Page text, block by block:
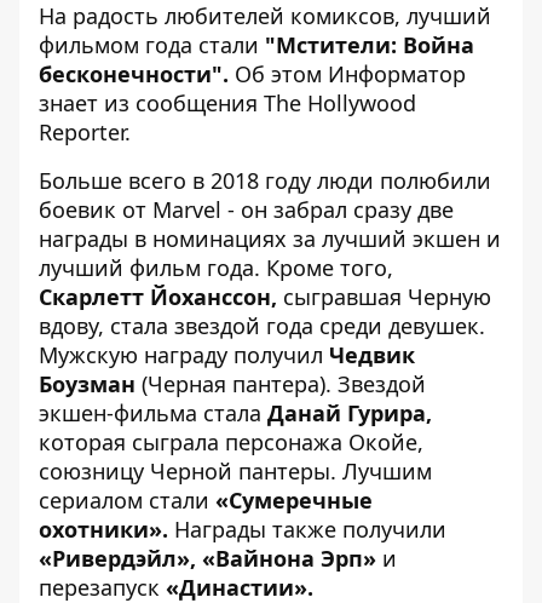
На радость любителей комиксов, лучший
фильмом года стали "Мстители: Война
бесконечности". Об этом Информатор
знает из сообщения The Hollywood
Reporter.
Больше всего в 2018 году люди полюбили
боевик от Marvel - он забрал сразу две
награды в номинациях за лучший экшен и
лучший фильм года. Кроме того,
Скарлетт Йоханссон, сыгравшая Черную
вдову, стала звездой года среди девушек.
Мужскую награду получил Чедвик
Боузман (Черная пантера). Звездой
экшен-фильма стала Данай Гурира,
которая сыграла персонажа Окойе,
союзницу Черной пантеры. Лучшим
сериалом стали «Сумеречные
охотники». Награды также получили
«Ривердэйл», «Вайнона Эрп» и
перезапуск «Династии».